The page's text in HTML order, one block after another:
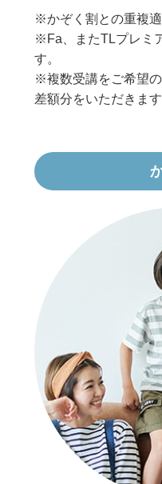
※かぞく割との重複適
※Fa、またTLプレミ
す。
※複数受講をご希望
差額分をいただきます